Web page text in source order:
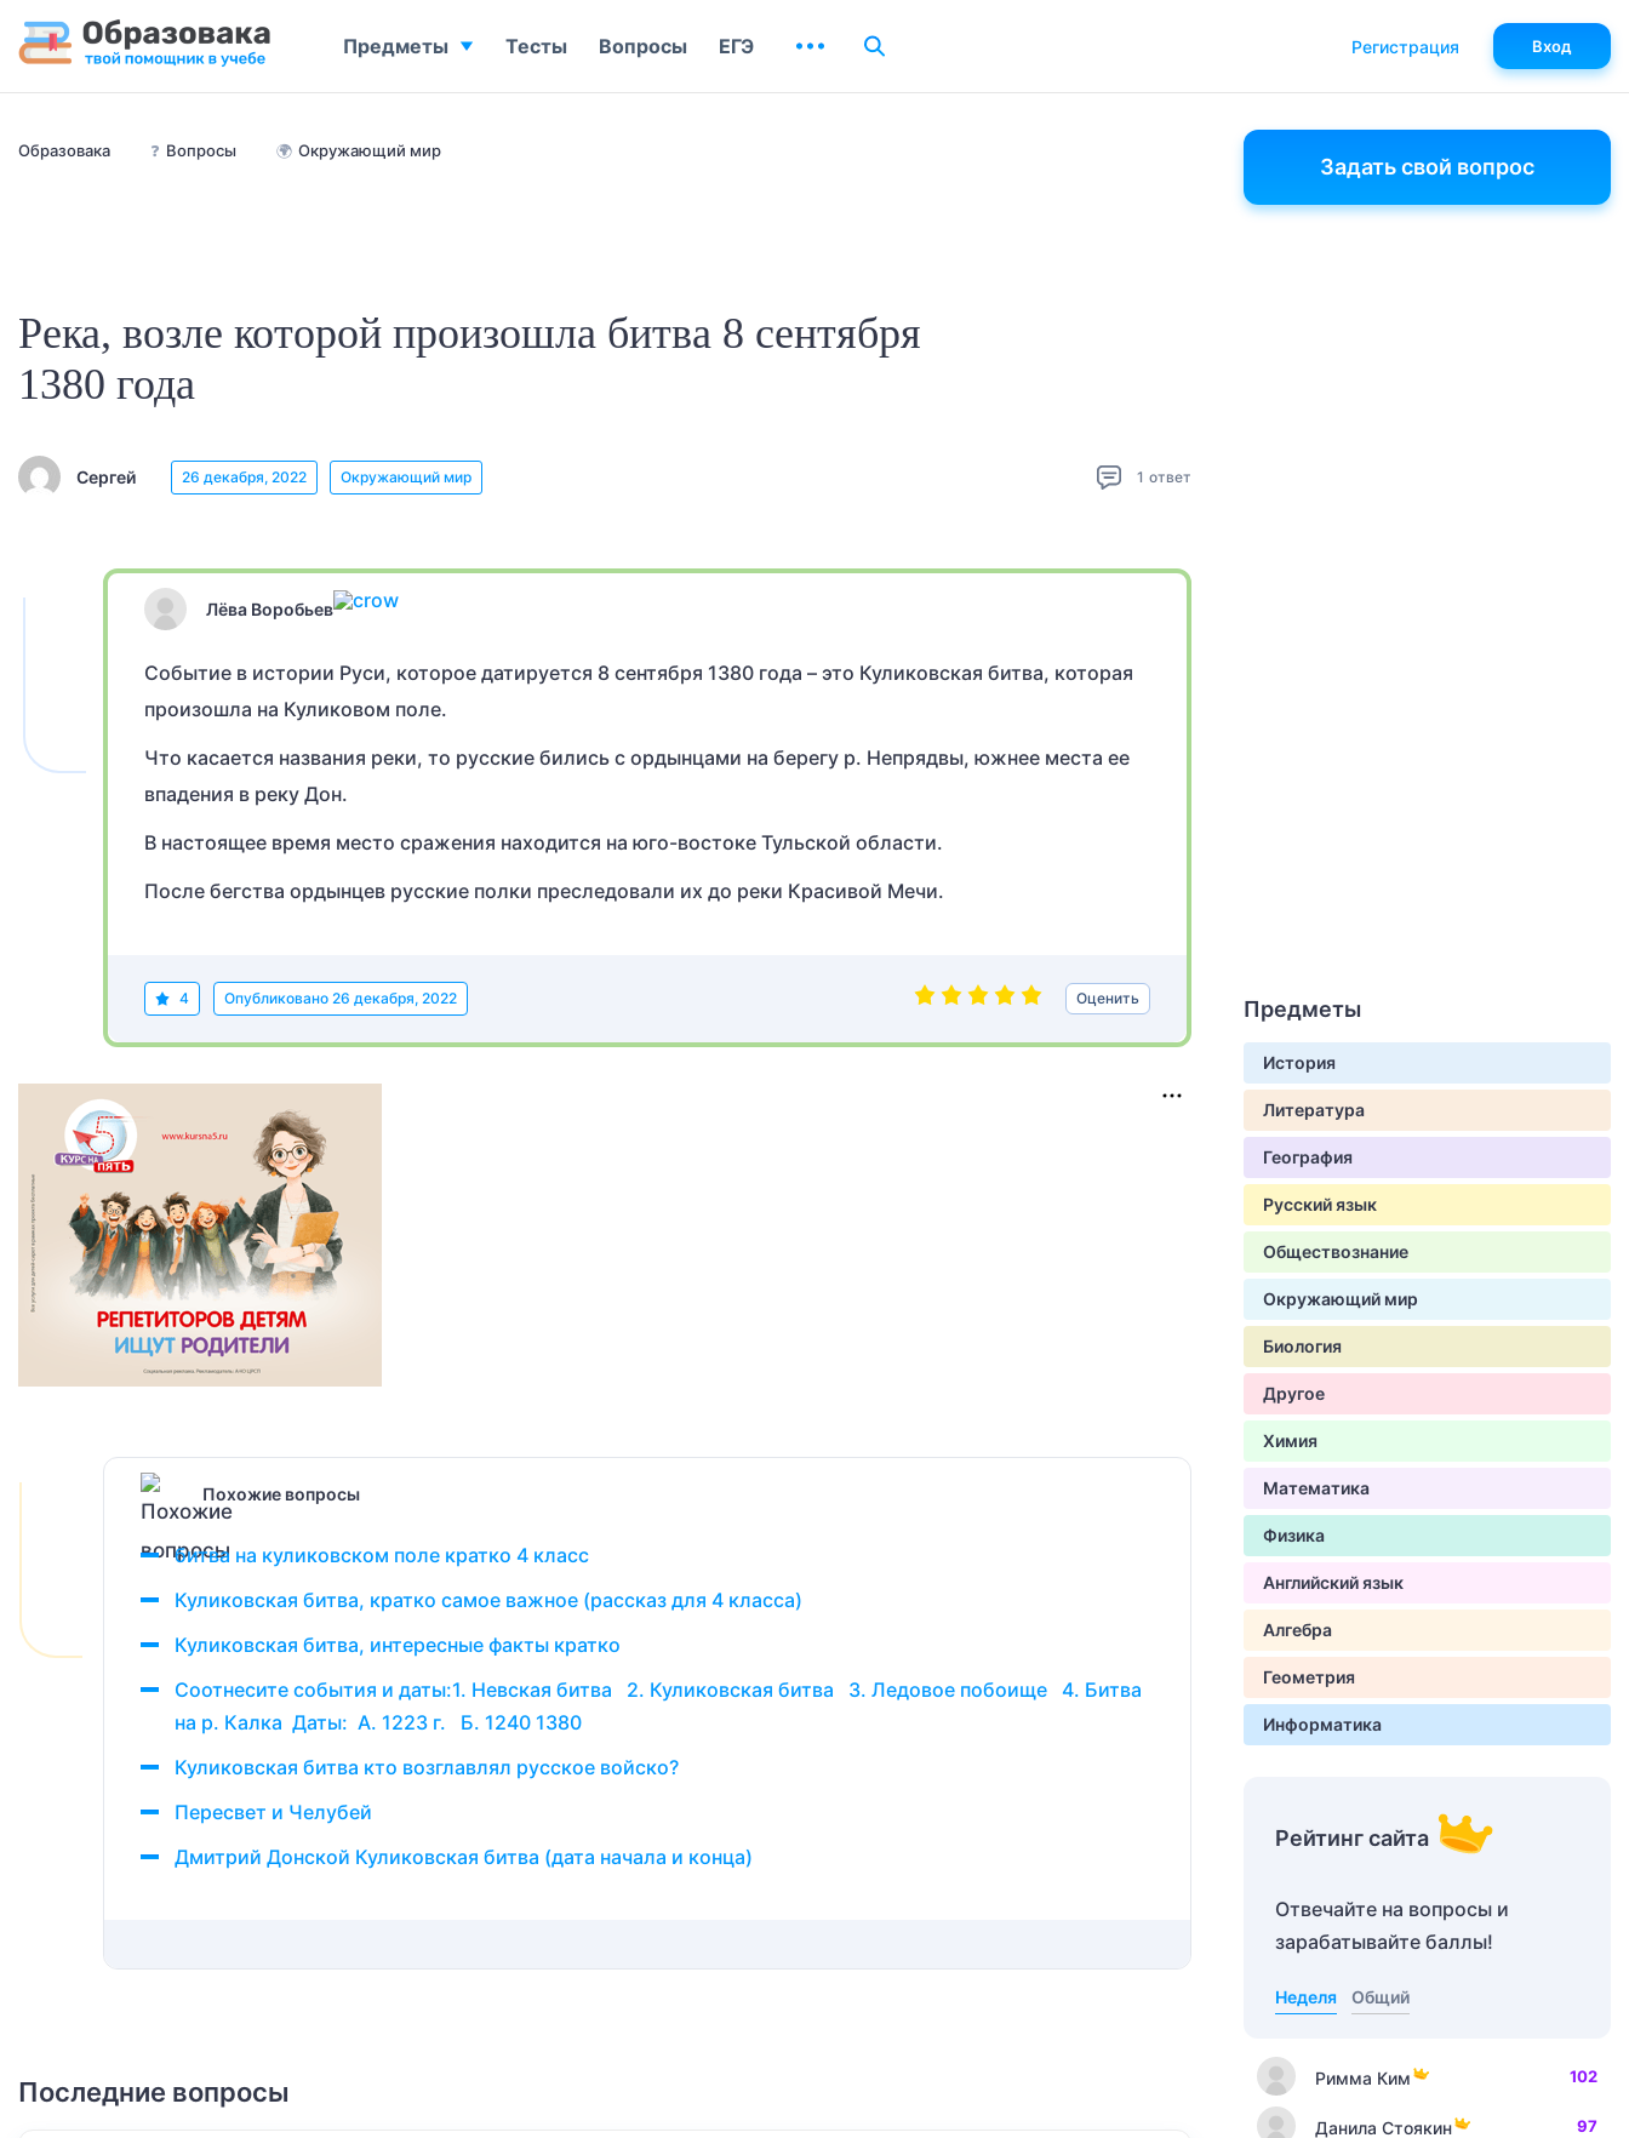
Образовака ❓ Вопросы 🌍 Окружающий мир
Река, возле которой произошла битва 8 сентября
1380 года
Сергей 26 декабря, 2022 Окружающий мир 1 ответ
Лёва Воробьев
Событие в истории Руси, которое датируется 8 сентября 1380 года – это Куликовская битва, которая
произошла на Куликовом поле.
Что касается названия реки, то русские бились с ордынцами на берегу р. Непрядвы, южнее места ее
впадения в реку Дон.
В настоящее время место сражения находится на юго-востоке Тульской области.
После бегства ордынцев русские полки преследовали их до реки Красивой Мечи.
4 Опубликовано 26 декабря, 2022 Оценить
Похожие вопросы
битва на куликовском поле кратко 4 класс
Куликовская битва, кратко самое важное (рассказ для 4 класса)
Куликовская битва, интересные факты кратко
Соотнесите события и даты:1. Невская битва 2. Куликовская битва 3. Ледовое побоище 4. Битва
на р. Калка Даты: А. 1223 г. Б. 1240 1380
Куликовская битва кто возглавлял русское войско?
Пересвет и Челубей
Дмитрий Донской Куликовская битва (дата начала и конца)
Последние вопросы
Задать свой вопрос
Предметы
История
Литература
География
Русский язык
Обществознание
Окружающий мир
Биология
Другое
Химия
Математика
Физика
Английский язык
Алгебра
Геометрия
Информатика
Рейтинг сайта
Отвечайте на вопросы и
зарабатывайте баллы!
Неделя Общий
Римма Ким 102
Данила Стоякин 97
Предметы Тесты Вопросы ЕГЭ Регистрация Вход